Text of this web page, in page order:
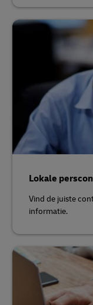
Lokale
Vind de juiste
informatie.